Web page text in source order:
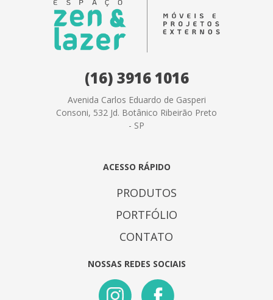
(16) 3916 1016
Avenida Carlos Eduardo de Gasperi
Consoni, 532 Jd. Botânico Ribeirão Preto
- SP
ACESSO RÁPIDO
PRODUTOS
PORTFÓLIO
CONTATO
NOSSAS REDES SOCIAIS